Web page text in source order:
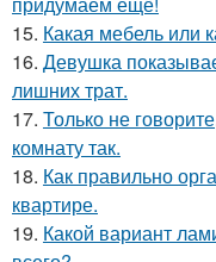
15. Какая мебель или
16. Девушка
лишних трат.
17. Только не
комнату так.
18. Как правильно
квартире.
19. Какой вариант